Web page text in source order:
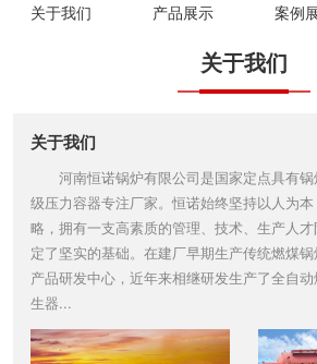
关于我们 产品展示 案例
关于我们
关于我们
河南恒诺锅炉有限公司是国家定点具有
级压力容器专注厂家。恒诺始终坚持以人为
略，拥有一支高素质的管理、技术、生产人
定了坚实的基础。在建厂早期生产传统燃煤
产品研发中心，近年来相继研发生产了全自
生器...